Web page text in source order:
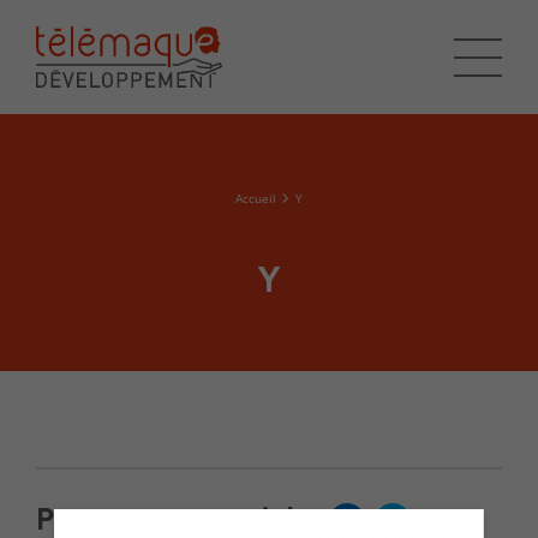
Accueil Y
Y
Partager cet article